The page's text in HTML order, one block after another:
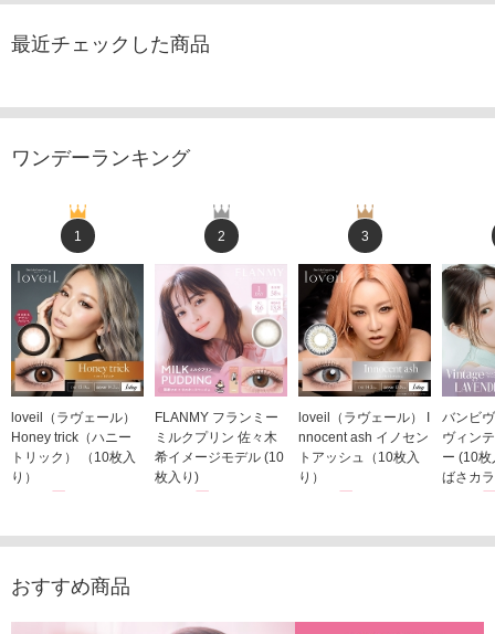
最近チェックした商品
ワンデーランキング
1
loveil（ラヴェール）
Honey trick（ハニー
トリック） （10枚入
り）
2
FLANMY フランミー
ミルクプリン 佐々木
希イメージモデル (10
枚入り)
3
loveil（ラヴェール） I
nnocent ash イノセン
トアッシュ（10枚入
り）
バンビ
ヴィン
ー (10
ばさカ
おすすめ商品